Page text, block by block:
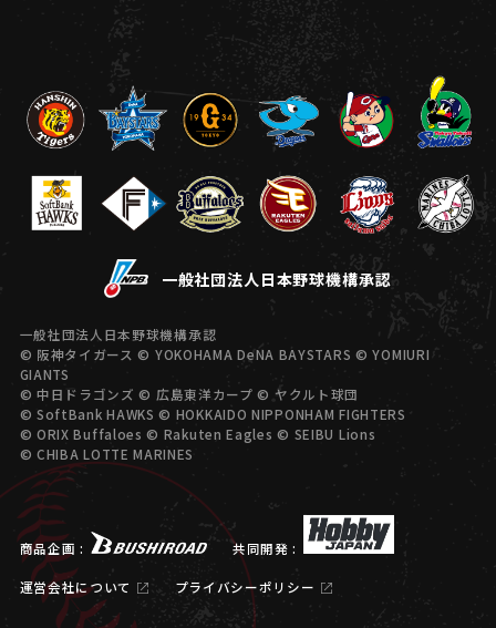
一般社団法人日本野球機構承認
一般社団法人日本野球機構承認
© 阪神タイガース © YOKOHAMA DeNA BAYSTARS © YOMIURI
GIANTS
© 中日ドラゴンズ © 広島東洋カープ © ヤクルト球団
© SoftBank HAWKS © HOKKAIDO NIPPONHAM FIGHTERS
© ORIX Buffaloes © Rakuten Eagles © SEIBU Lions
© CHIBA LOTTE MARINES
商品企画 : 共同開発 :
運営会社について プライバシーポリシー